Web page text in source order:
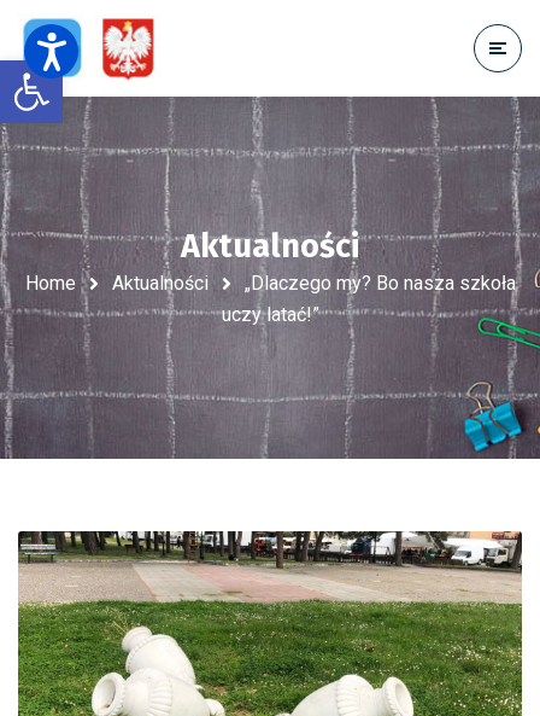
Open toolbar
Aktualności
Home Aktualności
„Dlaczego my? Bo nasza szkoła
uczy latać!”